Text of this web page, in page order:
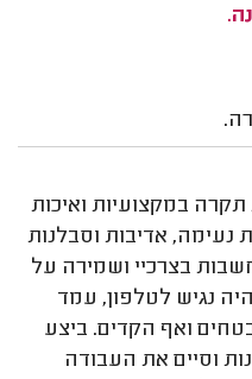
תקרה במקצועיות ואיכות
נעימה, אדיבות וסבלנות
בצרכיי ושמירה על
נגיש לטלפון, עמד
ואף הקדים. ביצע
וסיים את העבודה